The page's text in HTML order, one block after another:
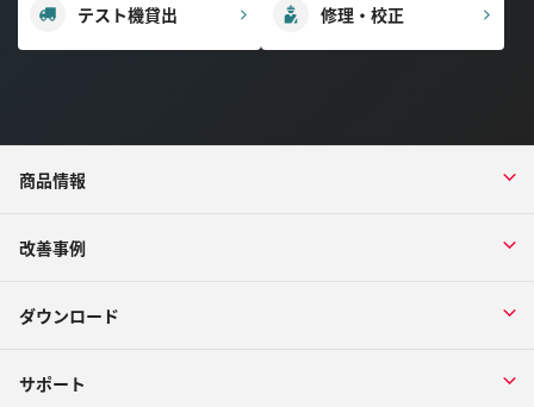
テスト機貸出 修理・校正
商品情報
改善事例
ダウンロード
サポート